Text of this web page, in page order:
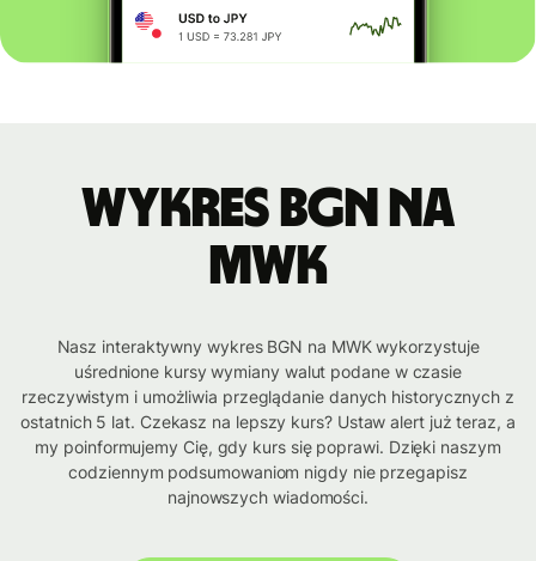
Wykres BGN na
MWK
Nasz interaktywny wykres BGN na MWK wykorzystuje
uśrednione kursy wymiany walut podane w czasie
rzeczywistym i umożliwia przeglądanie danych historycznych z
ostatnich 5 lat. Czekasz na lepszy kurs? Ustaw alert już teraz, a
my poinformujemy Cię, gdy kurs się poprawi. Dzięki naszym
codziennym podsumowaniom nigdy nie przegapisz
najnowszych wiadomości.